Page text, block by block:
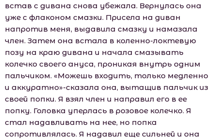
встав с дивана снова убежала. Вернулась она
уже с флаконом смазки. Присела на диван
напротив меня, выдавила смазку и намазала
член. Затем она встала в коленно-локтевую
позу на краю дивана и начала смазывать
колечко своего ануса, проникая внутрь одним
пальчиком. «Можешь входить, только медленно
и аккуратно»-сказала она, вытащив пальчик из
своей попки. Я взял член и направил его в ее
попку. Головка уперлась в розовое колечко. Я
стал надавливать на нее, но попка
сопротивлялась. Я надавил еще сильней и она